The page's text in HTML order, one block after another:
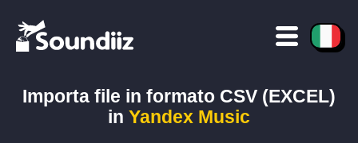
Importa file in formato CSV (EXCEL)
in Yandex Music